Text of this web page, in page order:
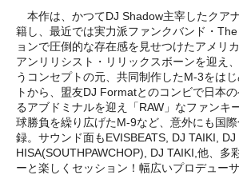
本作は、かつてDJ Shadow主宰したクア
籍し、最近では実力派ファンクバンド・
ョンで圧倒的な存在感を見せつけたアメリ
アンリリシスト・リリックスボーンを迎え
うコンセプトの元、共同制作したM-3をは
トから、盟友DJ Formatとのコンビで日本
るアブドミナルを迎え「RAW」なファンキ
球勝負を繰り広げたM-9など、意外にも国
録。サウンド面もEVISBEATS, DJ TAIKI, DJ
HISA(SOUTHPAWCHOP), DJ TAIKI,他、多
ーと楽しくセッション！幅広いプロデュー